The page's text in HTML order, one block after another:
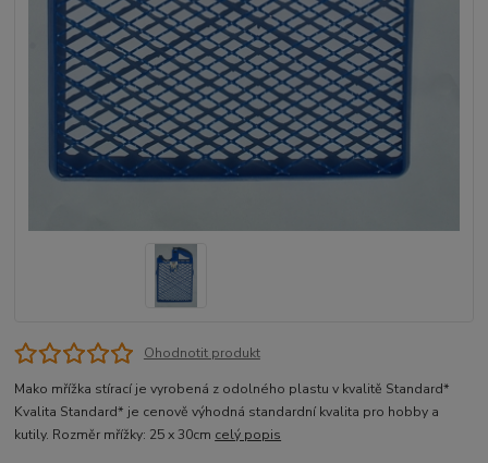
Ohodnotit produkt
Mako mřížka stírací je vyrobená z odolného plastu v kvalitě Standard*
Kvalita Standard* je cenově výhodná standardní kvalita pro hobby a
kutily. Rozměr mřížky: 25 x 30cm celý popis